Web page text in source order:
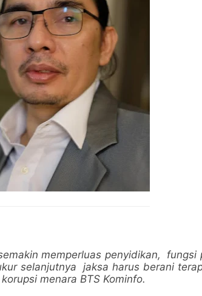
memperluas penyidikan, fungsi
selanjutnya jaksa harus berani
menara BTS Kominfo.